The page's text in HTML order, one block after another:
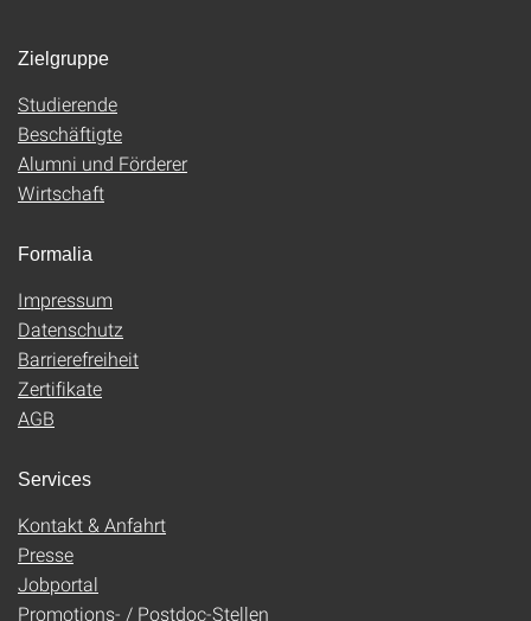
Zielgruppe
Studierende
Beschäftigte
Alumni und Förderer
Wirtschaft
Formalia
Impressum
Datenschutz
Barrierefreiheit
Zertifikate
AGB
Services
Kontakt & Anfahrt
Presse
Jobportal
Promotions- / Postdoc-Stellen